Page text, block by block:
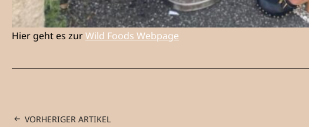
Hier geht es zurWild Foods Webpage
VORHERIGER ARTIKEL